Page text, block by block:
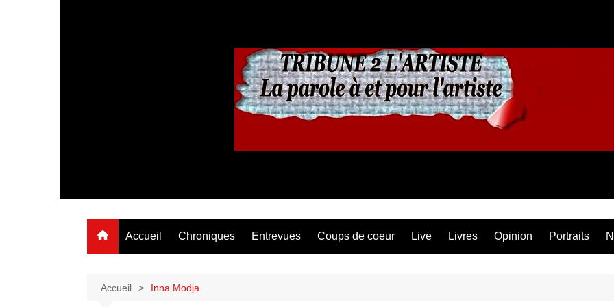
Accueil Chroniques Entrevues Coups de coeur Live Livres Opinion Portraits
Accueil Inna Modja